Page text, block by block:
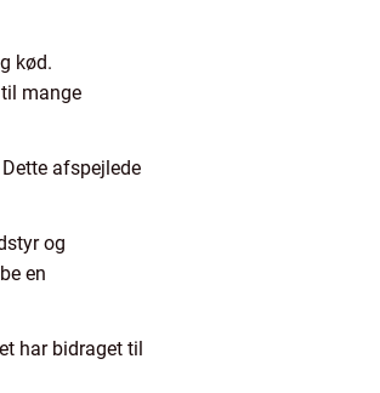
kød.
mange
afspejlede
og
en
har bidraget til